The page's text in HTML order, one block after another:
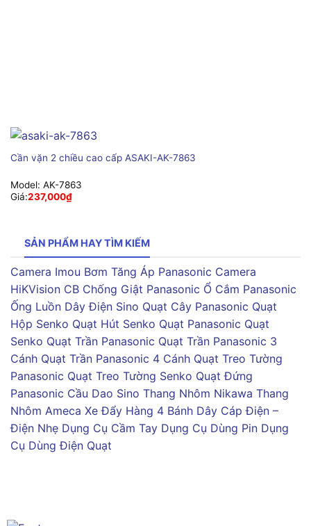
Cần vặn 2 chiều cao cấp ASAKI-AK-7863
Model: AK-7863
Giá:237,000₫
SẢN PHẨM HAY TÌM KIẾM
Camera Imou Bơm Tăng Áp Panasonic Camera
HiKVision CB Chống Giật Panasonic Ổ Cắm Panasonic
Ống Luồn Dây Điện Sino Quạt Cây Panasonic Quạt
Hộp Senko Quạt Hút Senko Quạt Panasonic Quạt
Senko Quạt Trần Panasonic Quạt Trần Panasonic 3
Cánh Quạt Trần Panasonic 4 Cánh Quạt Treo Tường
Panasonic Quạt Treo Tường Senko Quạt Đứng
Panasonic Cầu Dao Sino Thang Nhôm Nikawa Thang
Nhôm Ameca Xe Đẩy Hàng 4 Bánh Dây Cáp Điện –
Điện Nhẹ Dụng Cụ Cầm Tay Dụng Cụ Dùng Pin Dụng
Cụ Dùng Điện Quạt